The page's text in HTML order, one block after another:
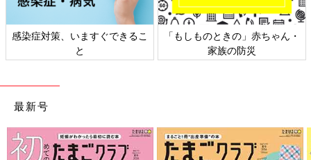
感染症対策、いますぐできるこ
と
「もしものときの」赤ちゃん・
家族の防災
最新号